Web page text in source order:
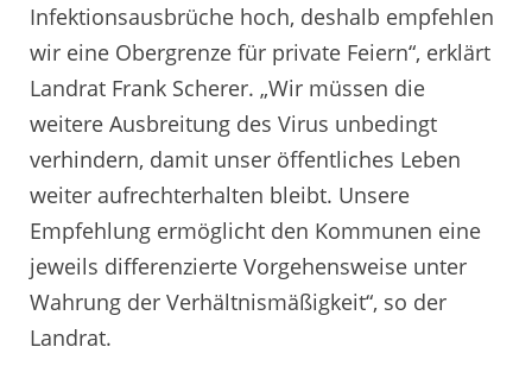
Infektionsausbrüche hoch, deshalb empfehlen
wir eine Obergrenze für private Feiern“, erklärt
Landrat Frank Scherer. „Wir müssen die
weitere Ausbreitung des Virus unbedingt
verhindern, damit unser öffentliches Leben
weiter aufrechterhalten bleibt. Unsere
Empfehlung ermöglicht den Kommunen eine
jeweils differenzierte Vorgehensweise unter
Wahrung der Verhältnismäßigkeit“, so der
Landrat.